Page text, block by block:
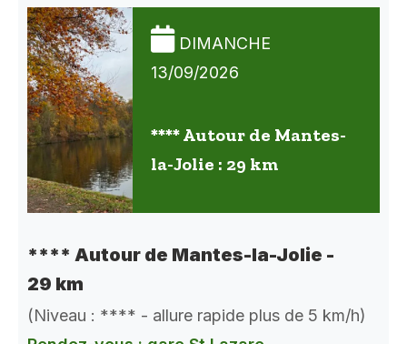
DIMANCHE
13/09/2026
**** Autour de Mantes-
la-Jolie : 29 km
**** Autour de Mantes-la-Jolie -
29 km
(Niveau : **** - allure rapide plus de 5 km/h)